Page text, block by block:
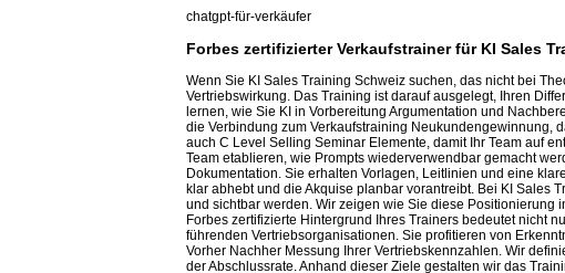
chatgpt-für-verkäufer
Forbes zertifizierter Verkaufstrainer für KI Sales
Wenn Sie KI Sales Training Schweiz suchen, das nicht bei
Vertriebswirkung. Das Training ist darauf ausgelegt, Ihren
lernen, wie Sie KI in Vorbereitung Argumentation und
die Verbindung zum Verkaufstraining Neukundengewinnung,
auch C Level Selling Seminar Elemente, damit Ihr Team auf
Team etablieren, wie Prompts wiederverwendbar gemacht
Dokumentation. Sie erhalten Vorlagen, Leitlinien und eine
klar abhebt und die Akquise planbar vorantreibt. Bei KI Sales
und sichtbar werden. Wir zeigen wie Sie diese
Forbes zertifizierte Hintergrund Ihres Trainers bedeutet nicht
führenden Vertriebsorganisationen. Sie profitieren von
Vorher Nachher Messung Ihrer Vertriebskennzahlen. Wir
der Abschlussrate. Anhand dieser Ziele gestalten wir das